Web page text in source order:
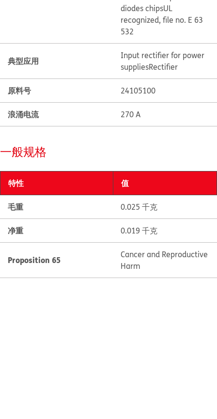
diodes chipsUL
recognized, file no. E 63
532
典型应用
Input rectifier for power
suppliesRectifier
原料号 24105100
浪涌电流 270 A
一般规格
特性 值
毛重 0.025 千克
净重 0.019 千克
Proposition 65
Cancer and Reproductive
Harm